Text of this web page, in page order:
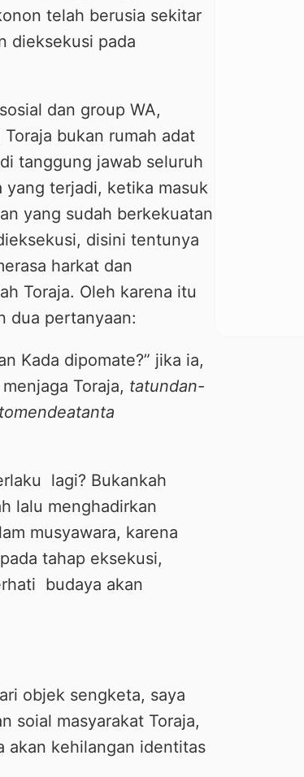
telah berusia sekitar
dieksekusi pada
dan group WA,
bukan rumah adat
tanggung jawab seluruh
yang terjadi, ketika masuk
yang sudah berkekuatan
disini tentunya
harkat dan
Toraja. Oleh karena itu
dua pertanyaan:
Kada dipomate?” jika ia,
Toraja, tatundan-
lagi? Bukankah
lalu menghadirkan
musyawara, karena
tahap eksekusi,
budaya akan
objek sengketa, saya
soial masyarakat Toraja,
akan kehilangan identitas